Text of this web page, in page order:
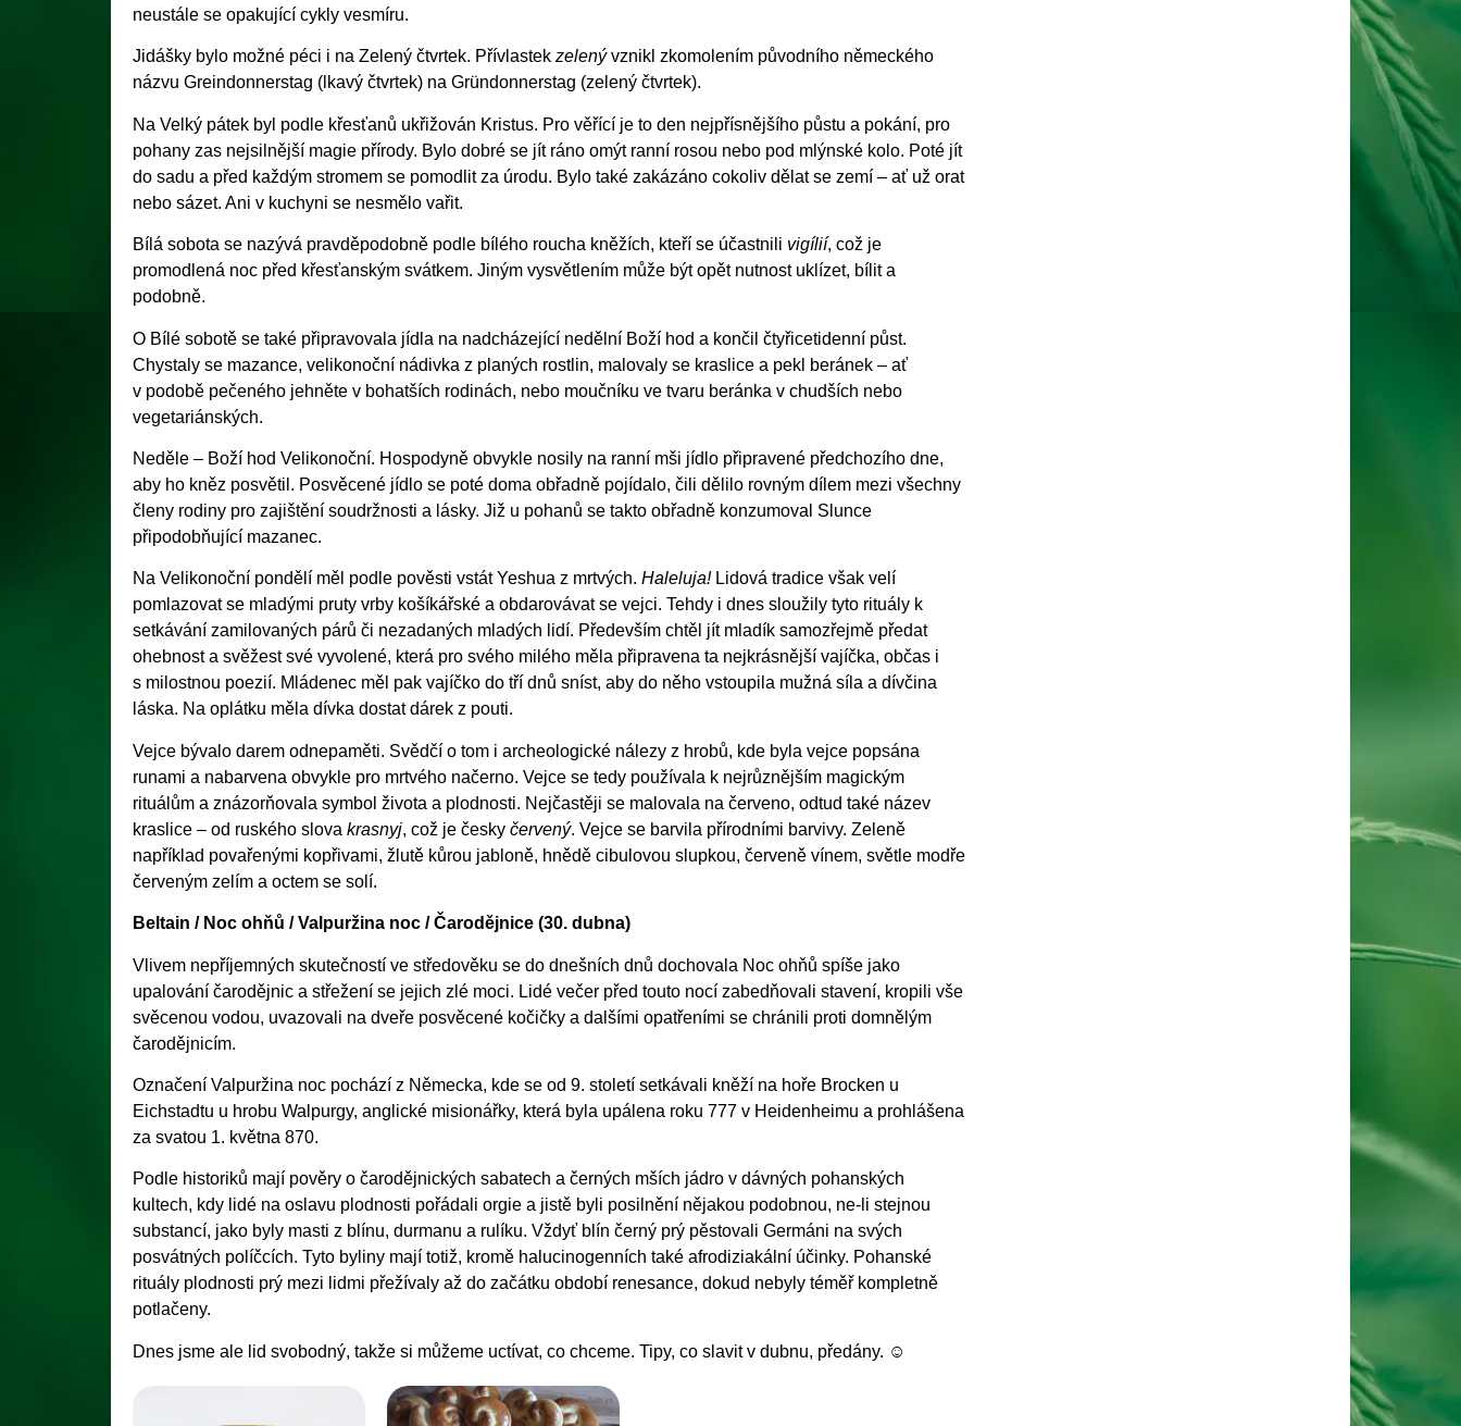
neustále se opakující cykly vesmíru.
Jidášky bylo možné péci i na Zelený čtvrtek. Přívlastek zelenývznikl zkomolením původního německého
názvu Greindonnerstag (lkavý čtvrtek) na Gründonnerstag (zelený čtvrtek).
Na Velký pátek byl podle křesťanů ukřižován Kristus. Pro věřící je to den nejpřísnějšího půstu a pokání, pro
pohany zas nejsilnější magie přírody. Bylo dobré se jít ráno omýt ranní rosou nebo pod mlýnské kolo. Poté jít
do sadu a před každým stromem se pomodlit za úrodu. Bylo také zakázáno cokoliv dělat se zemí – ať už orat
nebo sázet. Ani v kuchyni se nesmělo vařit.
Bílá sobota se nazývá pravděpodobně podle bílého roucha kněžích, kteří se účastnili vigílií, což je
promodlená noc před křesťanským svátkem. Jiným vysvětlením může být opět nutnost uklízet, bílit a
podobně.
O Bílé sobotě se také připravovala jídla na nadcházející nedělní Boží hod a končil čtyřicetidenní půst.
Chystaly se mazance, velikonoční nádivka z planých rostlin, malovaly se kraslice a pekl beránek – ať
v podobě pečeného jehněte v bohatších rodinách, nebo moučníku ve tvaru beránka v chudších nebo
vegetariánských.
Neděle – Boží hod Velikonoční. Hospodyně obvykle nosily na ranní mši jídlo připravené předchozího dne,
aby ho kněz posvětil. Posvěcené jídlo se poté doma obřadně pojídalo, čili dělilo rovným dílem mezi všechny
členy rodiny pro zajištění soudržnosti a lásky. Již u pohanů se takto obřadně konzumoval Slunce
připodobňující mazanec.
Na Velikonoční pondělí měl podle pověsti vstát Yeshua z mrtvých. Haleluja! Lidová tradice však velí
pomlazovat se mladými pruty vrby košíkářské a obdarovávat se vejci. Tehdy i dnes sloužily tyto rituály k
setkávání zamilovaných párů či nezadaných mladých lidí. Především chtěl jít mladík samozřejmě předat
ohebnost a svěžest své vyvolené, která pro svého milého měla připravena ta nejkrásnější vajíčka, občas i
s milostnou poezií. Mládenec měl pak vajíčko do tří dnů sníst, aby do něho vstoupila mužná síla a dívčina
láska. Na oplátku měla dívka dostat dárek z pouti.
Vejce bývalo darem odnepaměti. Svědčí o tom i archeologické nálezy z hrobů, kde byla vejce popsána
runami a nabarvena obvykle pro mrtvého načerno. Vejce se tedy používala k nejrůznějším magickým
rituálům a znázorňovala symbol života a plodnosti. Nejčastěji se malovala na červeno, odtud také název
kraslice – od ruského slova krasnyj, což je česky červený. Vejce se barvila přírodními barvivy. Zeleně
například povařenými kopřivami, žlutě kůrou jabloně, hnědě cibulovou slupkou, červeně vínem, světle modře
červeným zelím a octem se solí.
Beltain / Noc ohňů / Valpuržina noc / Čarodějnice (30. dubna)
Vlivem nepříjemných skutečností ve středověku se do dnešních dnů dochovala Noc ohňů spíše jako
upalování čarodějnic a střežení se jejich zlé moci. Lidé večer před touto nocí zabedňovali stavení, kropili vše
svěcenou vodou, uvazovali na dveře posvěcené kočičky a dalšími opatřeními se chránili proti domnělým
čarodějnicím.
Označení Valpuržina noc pochází z Německa, kde se od 9. století setkávali kněží na hoře Brocken u
Eichstadtu u hrobu Walpurgy, anglické misionářky, která byla upálena roku 777 v Heidenheimu a prohlášena
za svatou 1. května 870.
Podle historiků mají pověry o čarodějnických sabatech a černých mších jádro v dávných pohanských
kultech, kdy lidé na oslavu plodnosti pořádali orgie a jistě byli posilnění nějakou podobnou, ne-li stejnou
substancí, jako byly masti z blínu, durmanu a rulíku. Vždyť blín černý prý pěstovali Germáni na svých
posvátných políčcích. Tyto byliny mají totiž, kromě halucinogenních také afrodiziakální účinky. Pohanské
rituály plodnosti prý mezi lidmi přežívaly až do začátku období renesance, dokud nebyly téměř kompletně
potlačeny.
Dnes jsme ale lid svobodný, takže si můžeme uctívat, co chceme. Tipy, co slavit v dubnu, předány. ☺